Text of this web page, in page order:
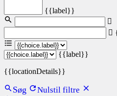
{{label}}
{{label}}
{{locationDetails}}
Søg Nulstil filtre